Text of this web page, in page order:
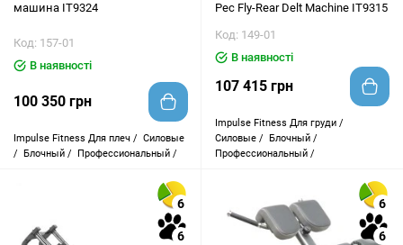
машина IT9324
Код: 157-01
В наявності
100 350 грн
Impulse Fitness Для плеч / Силовые
/
Блочный / Профессиональный /
Pec Fly-Rear Delt Machine IT9315
Код: 149-01
В наявності
107 415 грн
Impulse Fitness Для груди /
Силовые /
Блочный /
Профессиональный /
6
6
6
6